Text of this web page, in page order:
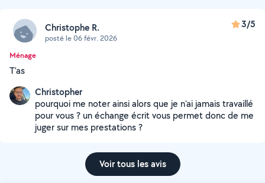
Christophe R.
posté le 06 févr. 2026
3/5
Ménage
T’as
Christopher
pourquoi me noter ainsi alors que je n'ai jamais travaillé
pour vous ? un échange écrit vous permet donc de me
juger sur mes prestations ?
Voir tous les avis